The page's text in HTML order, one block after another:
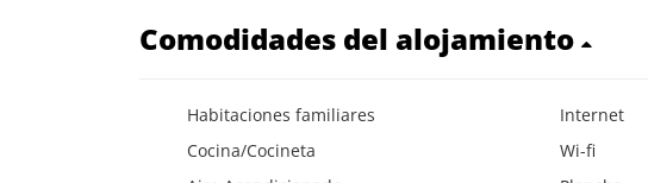
Comodidades del alojamiento
Habitaciones familiares
Internet
Cocina/Cocineta
Wi-fi